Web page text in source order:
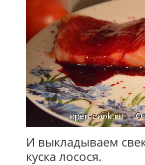
И выкладываем
куска лосося.